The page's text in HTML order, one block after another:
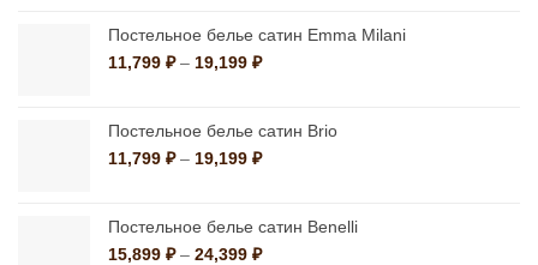
–
10,790 ₽
Постельное белье сатин Emma Milani
11,799 ₽ – 19,199 ₽Диапазон
–
19,199 ₽
Постельное белье сатин Brio
11,799 ₽ – 19,199 ₽Диапазон
–
19,199 ₽
Постельное белье сатин Benelli
15,899 ₽ – 24,399 ₽Диапазон